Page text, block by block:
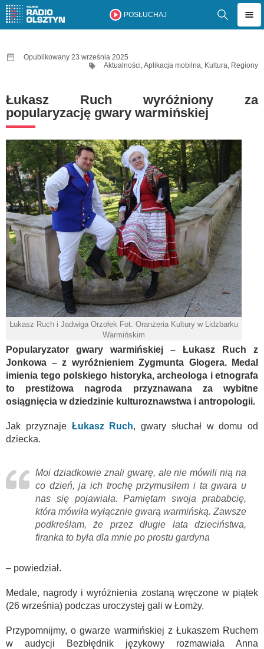
POSŁUCHAJ
Opublikowany 23 września 2025
Aktualności,Aplikacja mobilna, Kultura, Regiony
Łukasz Ruch wyróżniony za
popularyzację gwary warmińskiej
Łukasz Ruch i Jadwiga Orzołek Fot. Oranżeria Kultury w Lidzbarku
Warmińskim
Popularyzator gwary warmińskiej – Łukasz Ruch z
Jonkowa – z wyróżnieniem Zygmunta Glogera. Medal
imienia tego polskiego historyka, archeologa i etnografa
to prestiżowa nagroda przyznawana za wybitne
osiągnięcia w dziedzinie kulturoznawstwa i antropologii.
Jak przyznaje Łukasz Ruch, gwary słuchał w domu od
dziecka.
Moi dziadkowie znali gwarę, ale nie mówili nią na
co dzień, ja ich trochę przymusiłem i ta gwara u
nas się pojawiała. Pamiętam swoja prababcię,
która mówiła wyłącznie gwarą warmińską. Zawsze
podkreślam, że przez długie lata dzieciństwa,
firanka to była dla mnie po prostu gardyna
– powiedział.
Medale, nagrody i wyróżnienia zostaną wręczone w piątek
(26 września) podczas uroczystej gali w Łomży.
Przypomnijmy, o gwarze warmińskiej z Łukaszem Ruchem
w audycji Bezbłędnik językowy rozmawiała Anna